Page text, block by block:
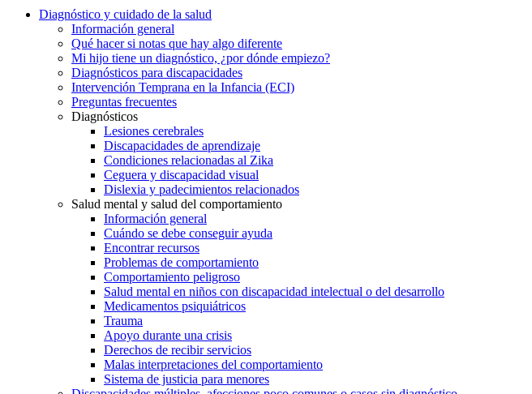
Diagnóstico y cuidado de la salud
Información general
Qué hacer si notas que hay algo diferente
Mi hijo tiene un diagnóstico, ¿por dónde empiezo?
Diagnósticos para discapacidades
Intervención Temprana en la Infancia (ECI)
Preguntas frecuentes
Diagnósticos
Lesiones cerebrales
Discapacidades de aprendizaje
Condiciones relacionadas al Zika
Ceguera y discapacidad visual
Dislexia y padecimientos relacionados
Salud mental y salud del comportamiento
Información general
Cuándo se debe conseguir ayuda
Encontrar recursos
Problemas de comportamiento
Comportamiento peligroso
Salud mental en niños con discapacidad intelectual o del desarrollo
Medicamentos psiquiátricos
Trauma
Apoyo durante una crisis
Derechos de recibir servicios
Malas interpretaciones del comportamiento
Sistema de justicia para menores